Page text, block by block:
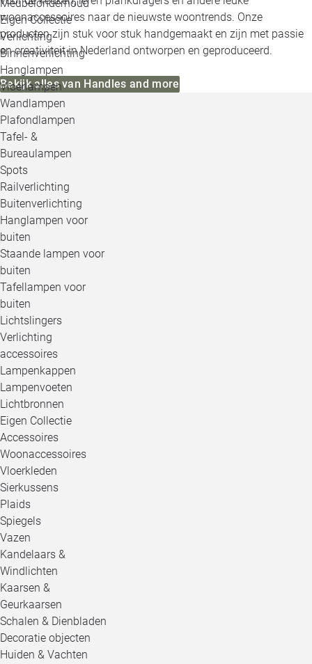
Meubelonderhoud
Eigen Collectie
Verlichting
Binnenverlichting
Hanglampen
Vloerlampen
Wandlampen
Plafondlampen
Tafel- &
Bureaulampen
Spots
Railverlichting
Buitenverlichting
Hanglampen voor
buiten
Staande lampen voor
buiten
Tafellampen voor
buiten
Lichtslingers
Verlichting
accessoires
Lampenkappen
Lampenvoeten
Lichtbronnen
Eigen Collectie
Accessoires
Woonaccessoires
Vloerkleden
Sierkussens
Plaids
Spiegels
Vazen
Kandelaars &
Windlichten
Kaarsen &
Geurkaarsen
Schalen & Dienbladen
Decoratie objecten
Huiden & Vachten
woonaccessoires naar de nieuwste woontrends. Onze
producten zijn stuk voor stuk handgemaakt en zijn met passie
en creativiteit in Nederland ontworpen en geproduceerd.
Bekijk alles van Handles and more